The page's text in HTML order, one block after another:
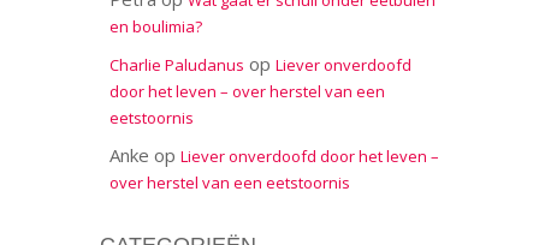
en boulimia?
Charlie Paludanus op Liever onverdoofd
door het leven – over herstel van een
eetstoornis
Anke op Liever onverdoofd door het leven –
over herstel van een eetstoornis